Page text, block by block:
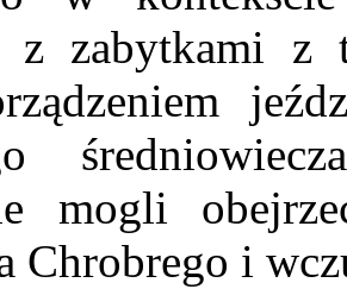
z zabytkami z
mogli
Chrobrego i